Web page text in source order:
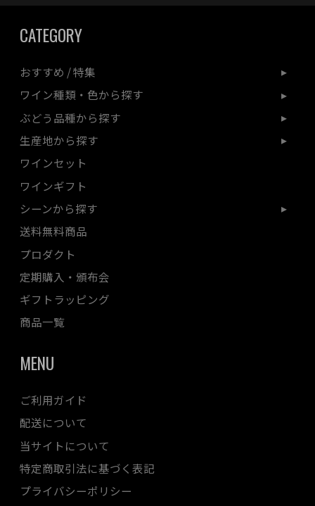
CATEGORY
おすすめ / 特集
ワイン種類・色から探す
ぶどう品種から探す
生産地から探す
ワインセット
ワインギフト
シーンから探す
送料無料商品
プロダクト
定期購入・頒布会
ギフトラッピング
商品一覧
MENU
ご利用ガイド
配送について
当サイトについて
特定商取引法に基づく表記
プライバシーポリシー